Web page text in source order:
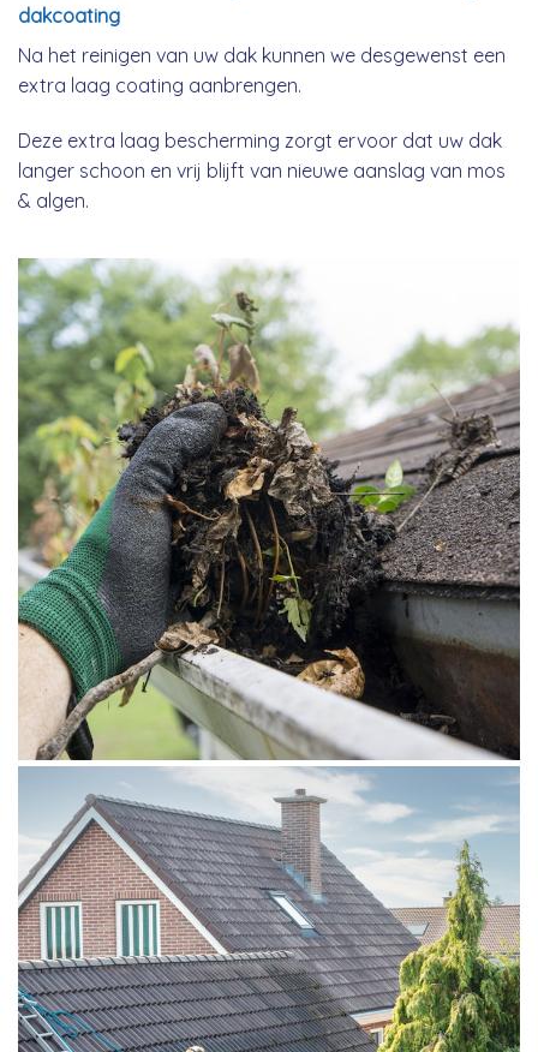
dakcoating
Na het reinigen van uw dak kunnen we desgewenst een
extra laag coating aanbrengen.
Deze extra laag bescherming zorgt ervoor dat uw dak
langer schoon en vrij blijft van nieuwe aanslag van mos
& algen.